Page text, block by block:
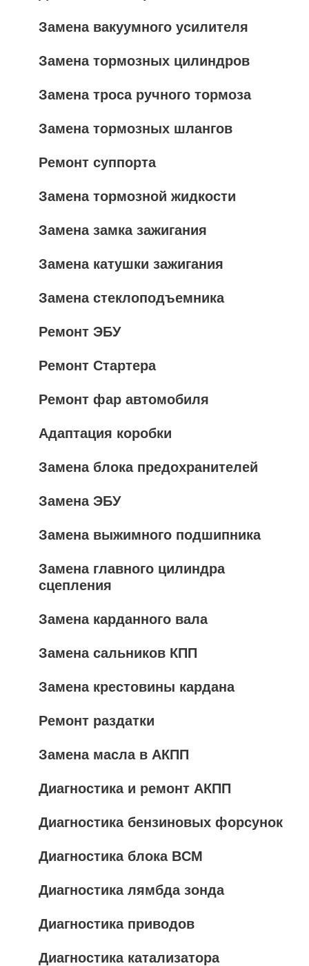
Замена вакуумного усилителя
Замена тормозных цилиндров
Замена троса ручного тормоза
Замена тормозных шлангов
Ремонт суппорта
Замена тормозной жидкости
Замена замка зажигания
Замена катушки зажигания
Замена стеклоподъемника
Ремонт ЭБУ
Ремонт Стартера
Ремонт фар автомобиля
Адаптация коробки
Замена блока предохранителей
Замена ЭБУ
Замена выжимного подшипника
Замена главного цилиндра
сцепления
Замена карданного вала
Замена сальников КПП
Замена крестовины кардана
Ремонт раздатки
Замена масла в АКПП
Диагностика и ремонт АКПП
Диагностика бензиновых форсунок
Диагностика блока BCM
Диагностика лямбда зонда
Диагностика приводов
Диагностика катализатора